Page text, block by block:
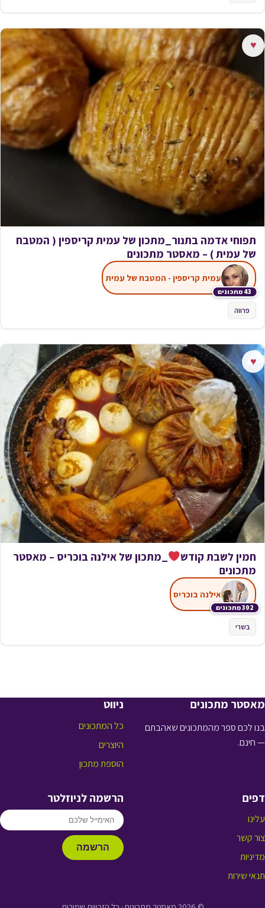
♥
תפוחי אדמה בתנור_מתכון של עמית קריספין ( המטבח
של עמית ) – מאסטר מתכונים
43 מתכונים
עמית קריספין - המטבח של עמית
פרווה
♥
חמין לשבת קודש
_מתכון של אילנה בוכריס – מאסטר
מתכונים
302 מתכונים
אילנה בוכריס
בשרי
מאסטר מתכונים
בנו לכם ספר מהמתכונים שאהבתם
— חינם.
ניווט
כל המתכונים
היוצרים
הוספת מתכון
דפים
עלינו
צור קשר
מדיניות
תנאי שירות
הרשמה לניוזלטר
הרשמה